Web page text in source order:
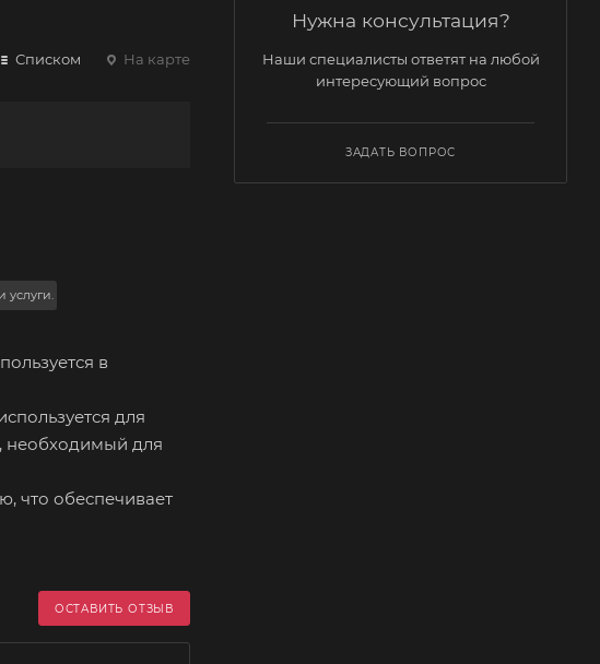
Списком На карте
услуги.
в
для
необходимый для
что обеспечивает
ОСТАВИТЬ ОТЗЫВ
Нужна консультация?
Наши специалисты ответят на любой
интересующий вопрос
ЗАДАТЬ ВОПРОС